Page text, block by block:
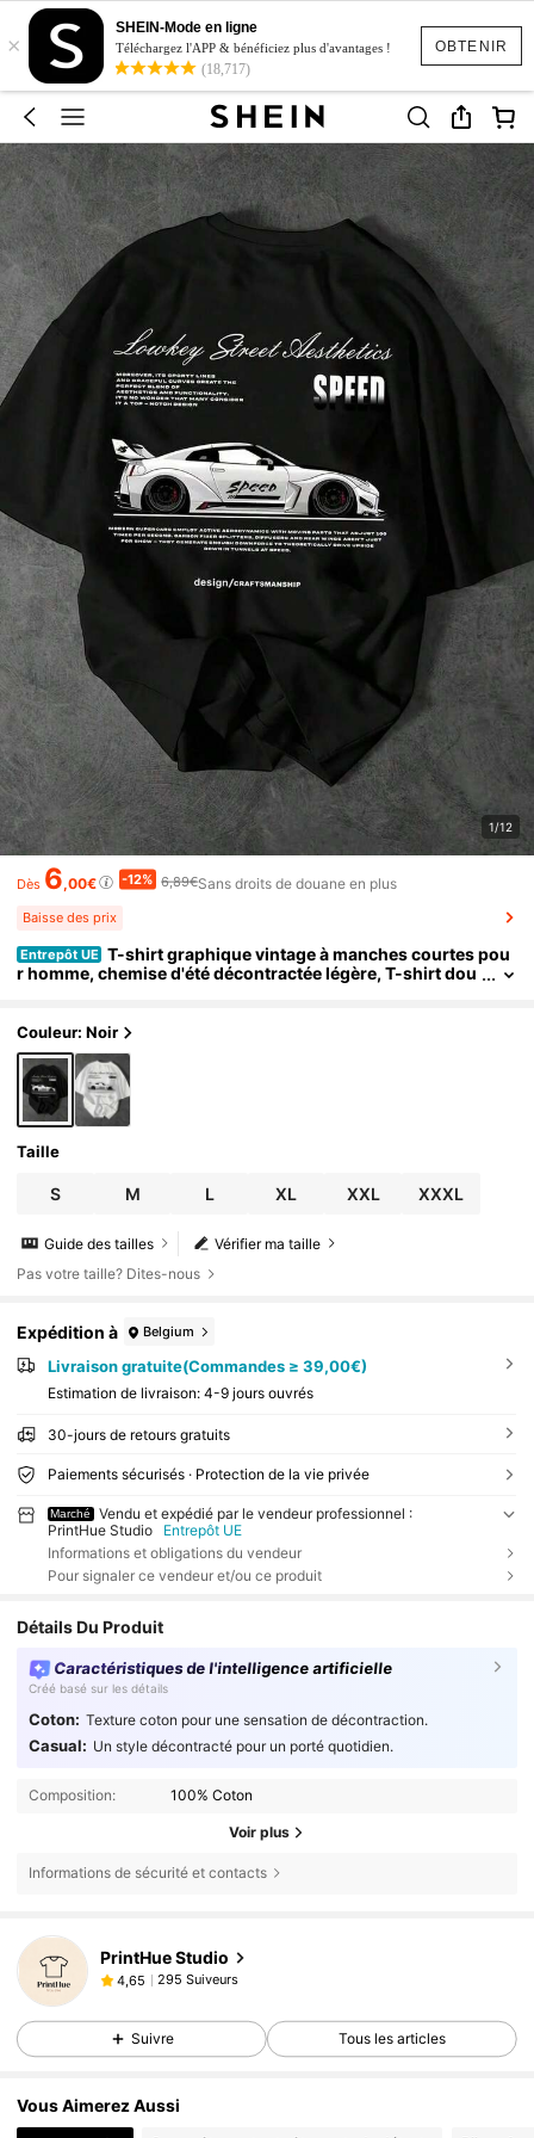
OBTENIR
×
SHEIN-Mode en ligne
Téléchargez l'APP & bénéficiez plus d'avantages !
(18,717)
1/12
Dès 6,00€ -12% 6,89€Sans droits de douane en plus
Baisse des prix
Entrepôt UE T-shirt graphique vintage à manches courtes pou
r homme, chemise d'été décontractée légère, T-shirt dou
Couleur: Noir
Taille
S M L XL XXL XXXL
Vérifier ma taille
Guide des tailles
Pas votre taille? Dites-nous
Expédition à Belgium
Livraison gratuite(Commandes ≥ 39,00€)
Estimation de livraison: 4-9 jours ouvrés
30-jours de retours gratuits
Paiements sécurisés · Protection de la vie privée
Marché
Vendu et expédié par le vendeur professionnel :
PrintHue Studio
Entrepôt UE
Informations et obligations du vendeur
Pour signaler ce vendeur et/ou ce produit
Détails Du Produit
Caractéristiques de l'intelligence artificielle
Créé basé sur les détails
Coton: Texture coton pour une sensation de décontraction.
Casual: Un style décontracté pour un porté quotidien.
Composition: 100% Coton
Voir plus
Informations de sécurité et contacts
PrintHue Studio
4,65 295 Suiveurs
Suivre Tous les articles
Vous Aimerez Aussi